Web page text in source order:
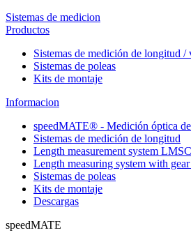
Sistemas de medicion
Productos
Sistemas de medición de longitud /
Sistemas de poleas
Kits de montaje
Informacion
speedMATE® - Medición óptica
Sistemas de medición de longitud
Length measurement system
Length measuring system with
Sistemas de poleas
Kits de montaje
Descargas
speedMATE